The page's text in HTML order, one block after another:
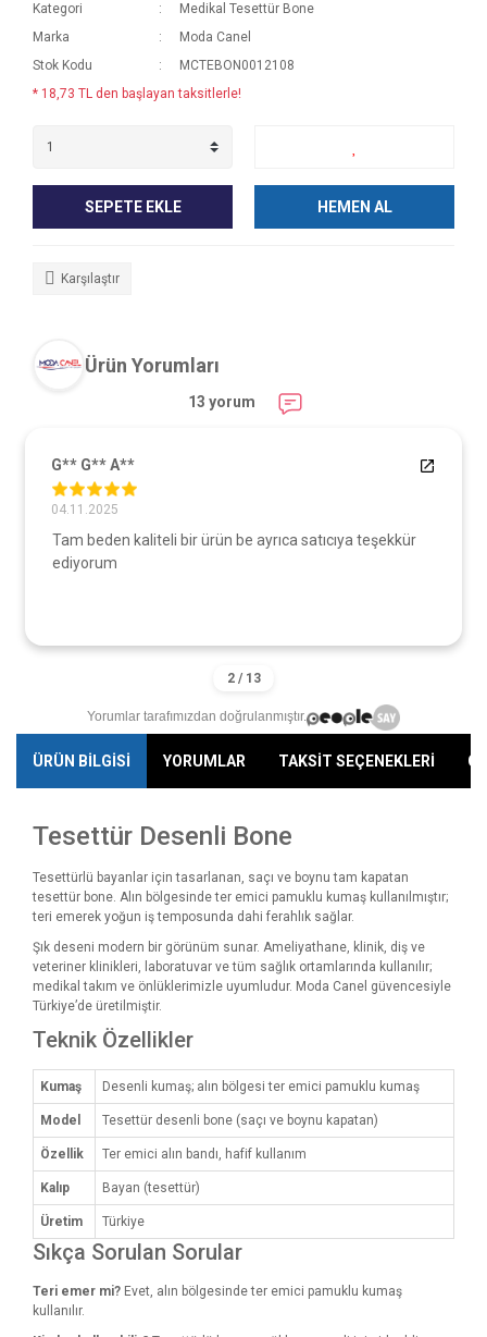
Kategori
Medikal Tesettür Bone
Marka
Moda Canel
Stok Kodu
MCTEBON0012108
* 18,73 TL den başlayan taksitlerle!
SEPETE EKLE HEMEN AL
Karşılaştır
Ürün Yorumları
13 yorum
G** G** A**
04.11.2025
Tam beden kaliteli bir ürün be ayrıca satıcıya teşekkür
ediyorum
Yorumlar tarafımızdan doğrulanmıştır.
ÜRÜN BİLGİSİ YORUMLAR TAKSİT SEÇENEKLERİ
Tesettür Desenli Bone
Tesettürlü bayanlar için tasarlanan, saçı ve boynu tam kapatan
tesettür bone. Alın bölgesinde ter emici pamuklu kumaş kullanılmıştır;
teri emerek yoğun iş temposunda dahi ferahlık sağlar.
Şık deseni modern bir görünüm sunar. Ameliyathane, klinik, diş ve
veteriner klinikleri, laboratuvar ve tüm sağlık ortamlarında kullanılır;
medikal takım ve önlüklerimizle uyumludur. Moda Canel güvencesiyle
Türkiye’de üretilmiştir.
Teknik Özellikler
Kumaş Desenli kumaş; alın bölgesi ter emici pamuklu kumaş
Model Tesettür desenli bone (saçı ve boynu kapatan)
Özellik Ter emici alın bandı, hafif kullanım
Kalıp Bayan (tesettür)
Üretim Türkiye
Sıkça Sorulan Sorular
Teri emer mi? Evet, alın bölgesinde ter emici pamuklu kumaş
kullanılır.